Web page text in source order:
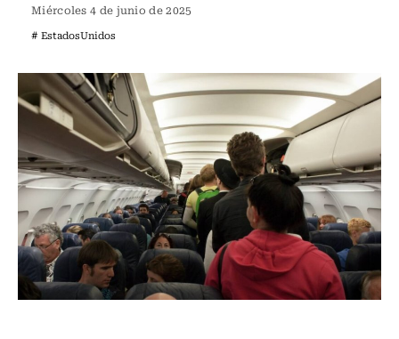
Miércoles 4 de junio de 2025
# EstadosUnidos